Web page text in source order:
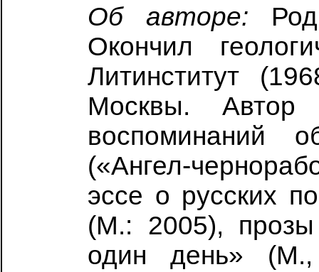
Об авторе:
Окончил
Литинститут
Москвы. Автор
воспоминаний
(«Ангел-
эссе о русских
(М.: 2005),
один день»